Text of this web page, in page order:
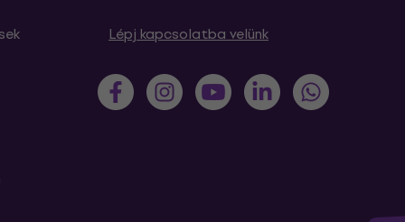
Lépj kapcsolatba velünk